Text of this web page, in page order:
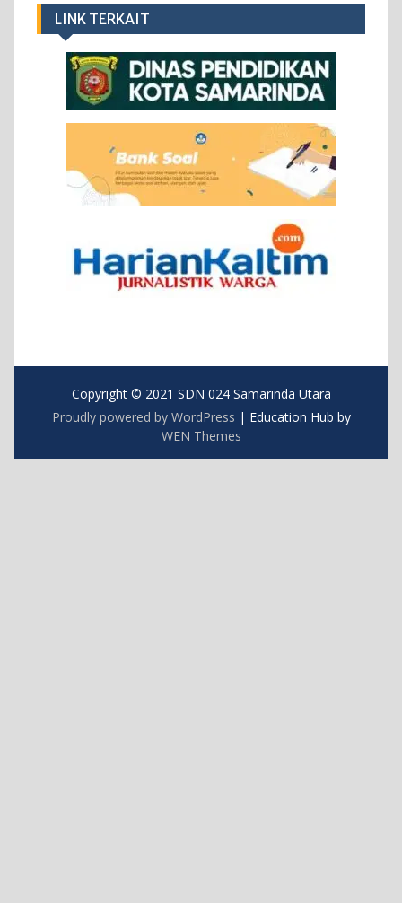
LINK TERKAIT
Copyright © 2021 SDN 024 Samarinda Utara
Proudly powered by WordPress | Education Hub by
WEN Themes